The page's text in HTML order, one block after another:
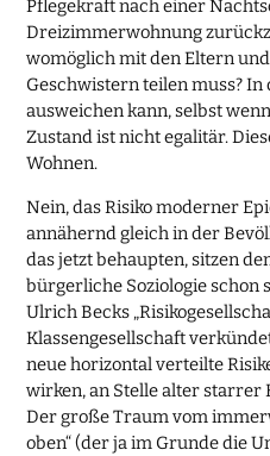
Pflegekraft nach einer
Dreizimmerwohnung
womöglich mit den Eltern
Geschwistern teilen muss?
ausweichen kann, selbst
Zustand ist nicht egalitär.
Wohnen.
Nein, das Risiko moderner
annähernd gleich in der
das jetzt behaupten, sitzen
bürgerliche Soziologie schon
Ulrich Becks
Klassengesellschaft
neue horizontal verteilte
wirken, an Stelle alter starrer
Der große Traum vom
oben“ (der ja im Grunde die